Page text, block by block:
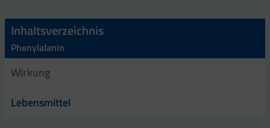
Inhaltsverzeichnis
Phenylalanin
Wirkung
Lebensmittel